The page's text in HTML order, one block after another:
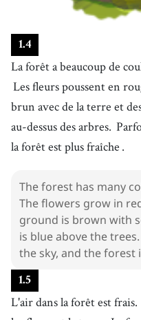
1.4
La forêt a beaucoup de
Les fleurs poussent en
brun avec de la terre et
au-dessus des arbres.
la forêt est plus fraîche .
The forest has many
The flowers grow in
ground is brown with
is blue above the
the sky, and the forest
1.5
L'air dans la forêt est frais.